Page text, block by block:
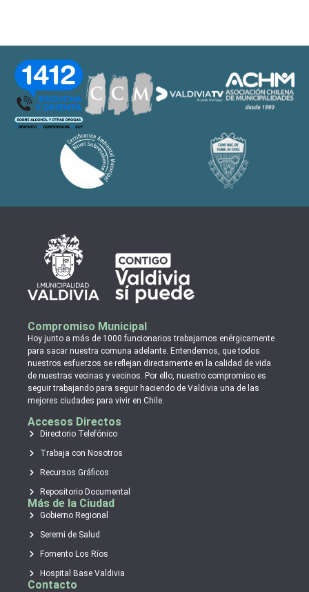
Compromiso Municipal
Hoy junto a más de 1000 funcionarios trabajamos enérgicamente
para sacar nuestra comuna adelante. Entendemos, que todos
nuestros esfuerzos se reflejan directamente en la calidad de vida
de nuestras vecinas y vecinos. Por ello, nuestro compromiso es
seguir trabajando para seguir haciendo de Valdivia una de las
mejores ciudades para vivir en Chile.
Accesos Directos
Directorio Telefónico
Trabaja con Nosotros
Recursos Gráficos
Repositorio Documental
Más de la Ciudad
Gobierno Regional
Seremi de Salud
Fomento Los Ríos
Hospital Base Valdivia
Contacto